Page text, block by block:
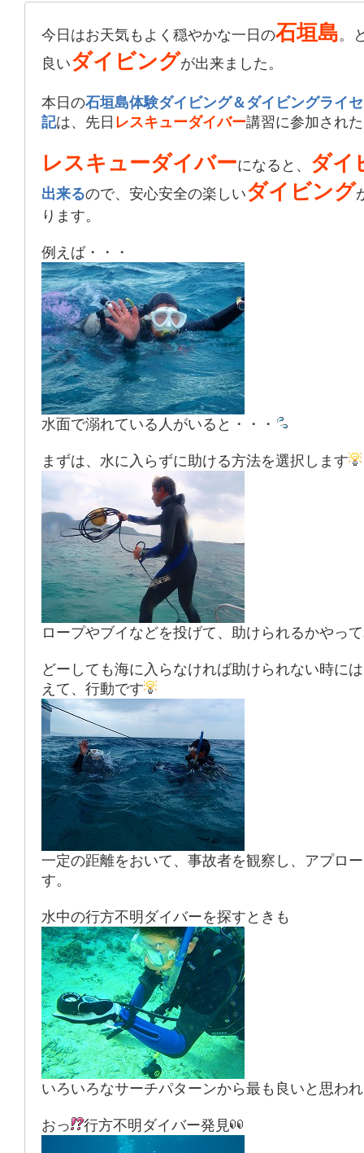
今日はお天気もよく穏やかな一日の石垣島。
良いダイビングが出来ました。
本日の石垣島体験ダイビング＆ダイビングライ
記は、先日 レスキューダイバー講習に参加され
レスキューダイバーになると、 ダイ
出来るので、安心安全の楽しいダイビング
ります。
例えば・・・
水面で溺れている人がいると・・・
まずは、水に入らずに助ける方法を選択します
ロープやブイなどを投げて、助けられるかやっ
どーしても海に入らなければ助けられない時に
えて、行動です
一定の距離をおいて、事故者を観察し、アプロ
す。
水中の行方不明ダイバーを探すときも
いろいろなサーチパターンから最も良いと思わ
おっ 行方不明ダイバー発見